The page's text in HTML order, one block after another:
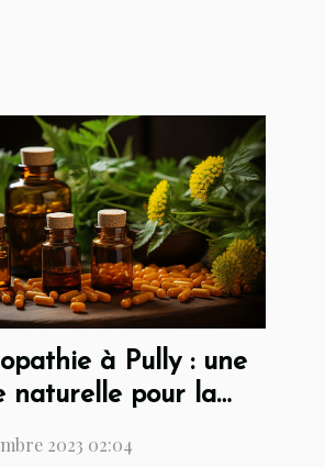
à Pully : une
naturelle pour la
2023 02:04